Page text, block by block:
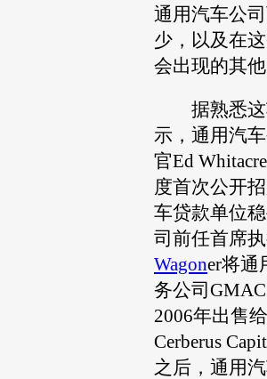
通用汽车公
少，以及在
会出现的其
据熟悉这
示， 通用汽车
官Ed
度首次公开
车贷款单位
司前任首席
Wagoner将通
务公司
2006年出售
Cerberus
之后， 通用